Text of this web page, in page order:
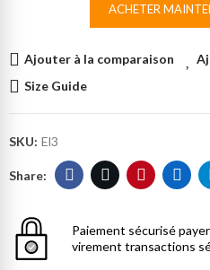
ACHETER
Ajouter à la comparaison
Size Guide
SKU: El3
Paiement sécurisé
virement transactions